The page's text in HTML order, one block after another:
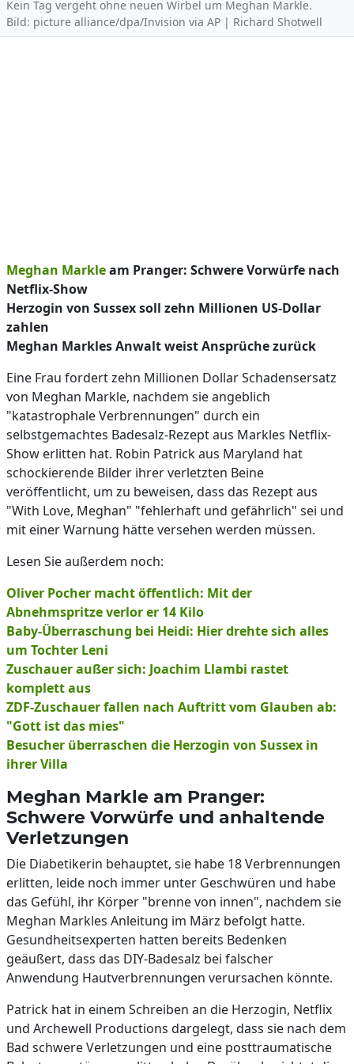
Kein Tag vergeht ohne neuen Wirbel um Meghan Markle.
Bild: picture alliance/dpa/Invision via AP | Richard Shotwell
Meghan Markleam Pranger: Schwere Vorwürfe nach
Netflix-Show
Herzogin von Sussex soll zehn Millionen US-Dollar
zahlen
Meghan Markles Anwalt weist Ansprüche zurück
Eine Frau fordert zehn Millionen Dollar Schadensersatz
von Meghan Markle, nachdem sie angeblich
"katastrophale Verbrennungen" durch ein
selbstgemachtes Badesalz-Rezept aus Markles Netflix-
Show erlitten hat. Robin Patrick aus Maryland hat
schockierende Bilder ihrer verletzten Beine
veröffentlicht, um zu beweisen, dass das Rezept aus
"With Love, Meghan" "fehlerhaft und gefährlich" sei und
mit einer Warnung hätte versehen werden müssen.
Lesen Sie außerdem noch:
Oliver Pocher macht öffentlich: Mit der
Abnehmspritze verlor er 14 Kilo
Baby-Überraschung bei Heidi: Hier drehte sich alles
um Tochter Leni
Zuschauer außer sich: Joachim Llambi rastet
komplett aus
ZDF-Zuschauer fallen nach Auftritt vom Glauben ab:
"Gott ist das mies"
Besucher überraschen die Herzogin von Sussex in
ihrer Villa
Meghan Markle am Pranger:
Schwere Vorwürfe und anhaltende
Verletzungen
Die Diabetikerin behauptet, sie habe 18 Verbrennungen
erlitten, leide noch immer unter Geschwüren und habe
das Gefühl, ihr Körper "brenne von innen", nachdem sie
Meghan Markles Anleitung im März befolgt hatte.
Gesundheitsexperten hatten bereits Bedenken
geäußert, dass das DIY-Badesalz bei falscher
Anwendung Hautverbrennungen verursachen könnte.
Patrick hat in einem Schreiben an die Herzogin, Netflix
und Archewell Productions dargelegt, dass sie nach dem
Bad schwere Verletzungen und eine posttraumatische